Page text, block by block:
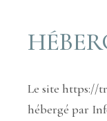
Le site https://
hébergé par